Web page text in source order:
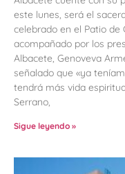
este lunes, será el
celebrado en el Patio de
acompañado por los
Albacete, Genoveva
señalado que «ya
tendrá más vida
Serrano,
Sigue leyendo »